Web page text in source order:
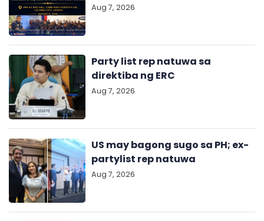
Aug 7, 2026
Party list rep natuwa sa
direktiba ng ERC
Aug 7, 2026
US may bagong sugo sa PH; ex-
partylist rep natuwa
Aug 7, 2026